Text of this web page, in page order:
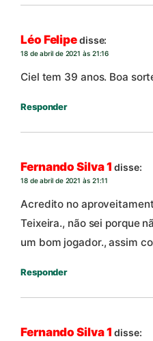
Léo Felipedisse:
18 de abril de 2021 às 21:16
Ciel tem 39 anos. Boa
Responder
Fernando Silva 1 disse:
18 de abril de 2021 às 21:11
Acredito no
Teixeira., não sei porque
um bom jogador., assim
Responder
Fernando Silva 1 disse: